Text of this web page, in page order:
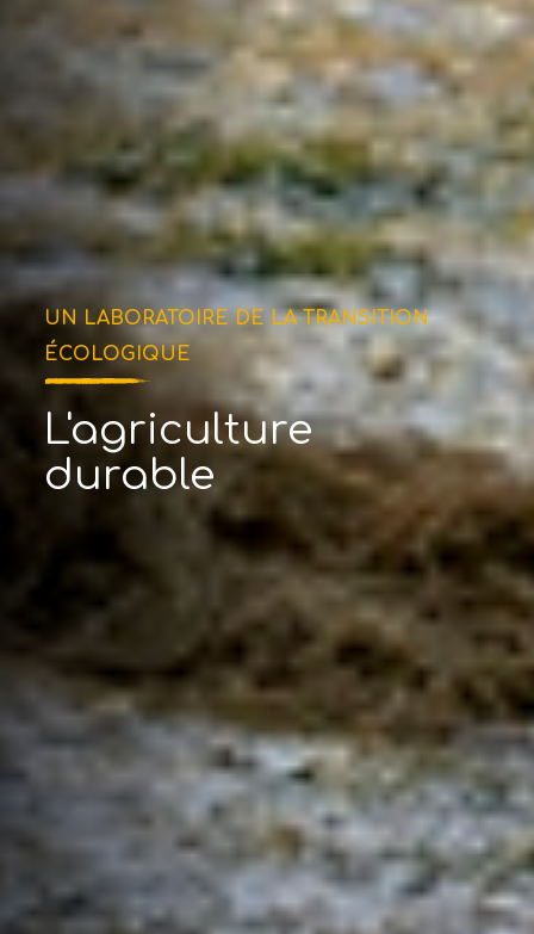
UN LABORATOIRE DE LA TRANSITION
ÉCOLOGIQUE
L'agriculture
durable